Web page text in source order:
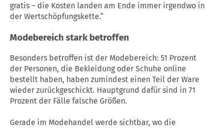
gratis – die Kosten landen am Ende immer irgendwo in
der Wertschöpfungskette.“
Modebereich stark betroffen
Besonders betroffen ist der Modebereich: 51 Prozent
der Personen, die Bekleidung oder Schuhe online
bestellt haben, haben zumindest einen Teil der Ware
wieder zurückgeschickt. Hauptgrund dafür sind in 71
Prozent der Fälle falsche Größen.
Gerade im Modehandel werde sichtbar, wo die